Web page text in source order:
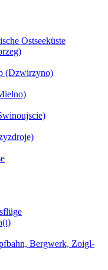
Ostseeküste
(Dzwirzyno)
Bergwerk, Zoigl-